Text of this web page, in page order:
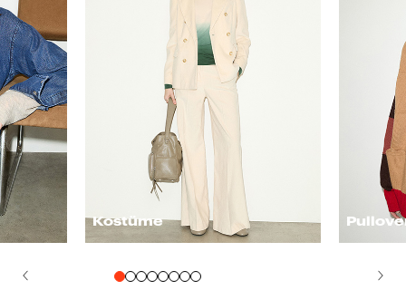
Kostüme